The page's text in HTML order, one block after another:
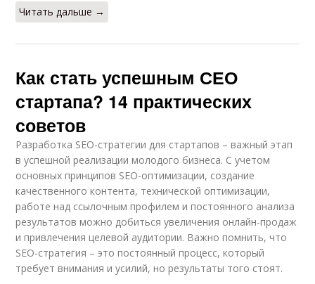
Читать дальше →
Как стать успешным СЕО
стартапа? 14 практических
советов
Разработка SEO-стратегии для стартапов – важный этап
в успешной реализации молодого бизнеса. С учетом
основных принципов SEO-оптимизации, создание
качественного контента, технической оптимизации,
работе над ссылочным профилем и постоянного анализа
результатов можно добиться увеличения онлайн-продаж
и привлечения целевой аудитории. Важно помнить, что
SEO-стратегия – это постоянный процесс, который
требует внимания и усилий, но результаты того стоят.